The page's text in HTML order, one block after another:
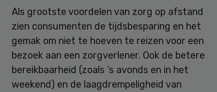
Als grootste voordelen van zorg op afstand
zien consumenten de tijdsbesparing en het
gemak om niet te hoeven te reizen voor een
bezoek aan een zorgverlener. Ook de betere
bereikbaarheid (zoals ’s avonds en in het
weekend) en de laagdrempeligheid van